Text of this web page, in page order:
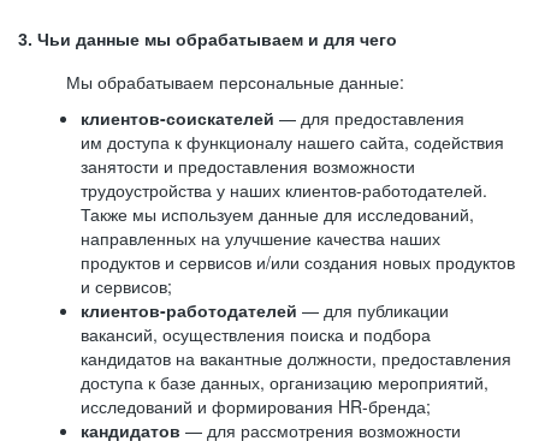
3. Чьи данные мы обрабатываем и для чего
Мы обрабатываем персональные данные:
клиентов-соискателей — для предоставления
им доступа к функционалу нашего сайта, содействия
занятости и предоставления возможности
трудоустройства у наших клиентов-работодателей.
Также мы используем данные для исследований,
направленных на улучшение качества наших
продуктов и сервисов и/или создания новых продуктов
и сервисов;
клиентов-работодателей — для публикации
вакансий, осуществления поиска и подбора
кандидатов на вакантные должности, предоставления
доступа к базе данных, организацию мероприятий,
исследований и формирования HR-бренда;
кандидатов — для рассмотрения возможности